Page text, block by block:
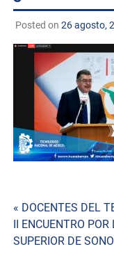
Posted on 26 agosto,
de
« DOCENTES DEL
II ENCUENTRO
SUPERIOR DE